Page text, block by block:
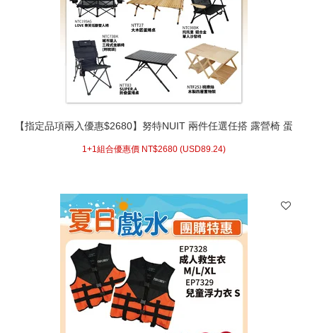
【指定品項兩入優惠$2680】努特NUIT 兩件任選任搭 露營椅 蛋
1+1組合優惠價 NT$2680 (USD89.24)